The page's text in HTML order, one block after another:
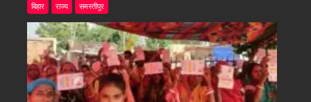
बिहार राज्य समस्तीपुर